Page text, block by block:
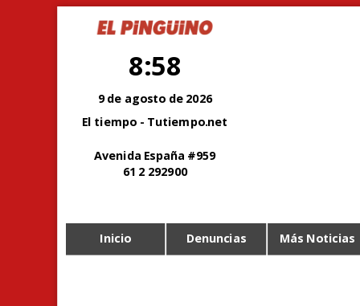
8:58
9 de agosto de 2026
El tiempo - Tutiempo.net
Avenida España #959
61 2 292900
Inicio Denuncias Más Noticias